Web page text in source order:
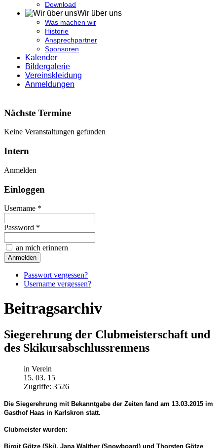
Download
Wir über uns
Was machen wir
Historie
Ansprechpartner
Sponsoren
Kalender
Bildergalerie
Vereinskleidung
Anmeldungen
Nächste Termine
Keine Veranstaltungen gefunden
Intern
Anmelden
Einloggen
Username *
Password *
an mich erinnern
Passwort vergessen?
Username vergessen?
Beitragsarchiv
Siegerehrung der Clubmeisterschaft und
des Skikursabschlussrennens
in Verein
15. 03. 15
Zugriffe: 3526
Die Siegerehrung mit Bekanntgabe der Zeiten fand am 13.03.2015 im
Gasthof Haas in Karlskron statt.
Clubmeister wurden:
Birgit Götze (Ski), Jana Walther (Snowboard) und Thorsten Götze